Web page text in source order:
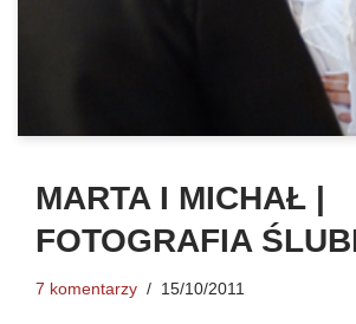
MARTA I MICHAŁ |
FOTOGRAFIA
7 komentarzy 15/10/2011